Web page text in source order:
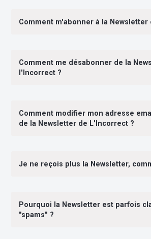
Comment m'abonner à la
Comment me désabonner de la
l'Incorrect ?
Comment modifier mon adresse
de la Newsletter de L'Incorrect ?
Je ne reçois plus la Newsletter,
Pourquoi la Newsletter est parfois
"spams" ?